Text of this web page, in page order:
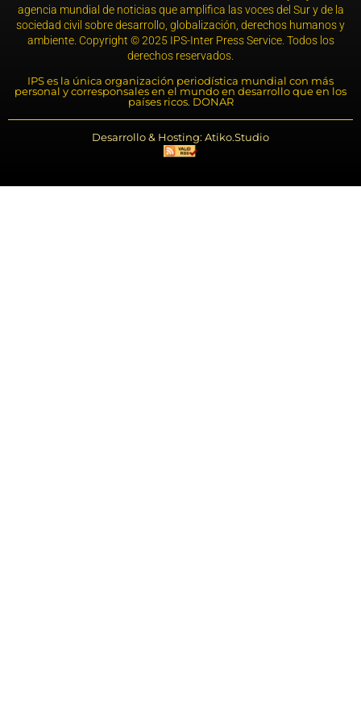
agencia mundial de noticias que amplifica las voces del Sur y de la
sociedad civil sobre desarrollo, globalización, derechos humanos y
ambiente. Copyright © 2025 IPS-Inter Press Service. Todos los
derechos reservados.
IPS es la única organización periodística mundial con más
personal y corresponsales en el mundo en desarrollo que en los
países ricos. DONAR
Desarrollo & Hosting: Atiko.Studio